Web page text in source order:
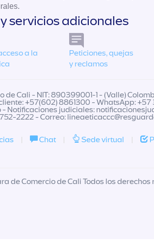
servicios adicionales
a la
Peticiones, quejas
y reclamos
de Cali - NIT: 890399001-1 - (Valle)
+57(602) 8861300 - WhatsApp: +57
- Notificaciones judiciales:
2222 - Correo:
| Chat | Sede virtual |
de Comercio de Cali Todos los